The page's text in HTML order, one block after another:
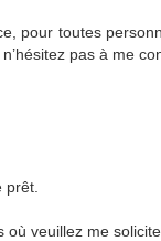
pour toutes
pas à me
prêt.
veuillez me